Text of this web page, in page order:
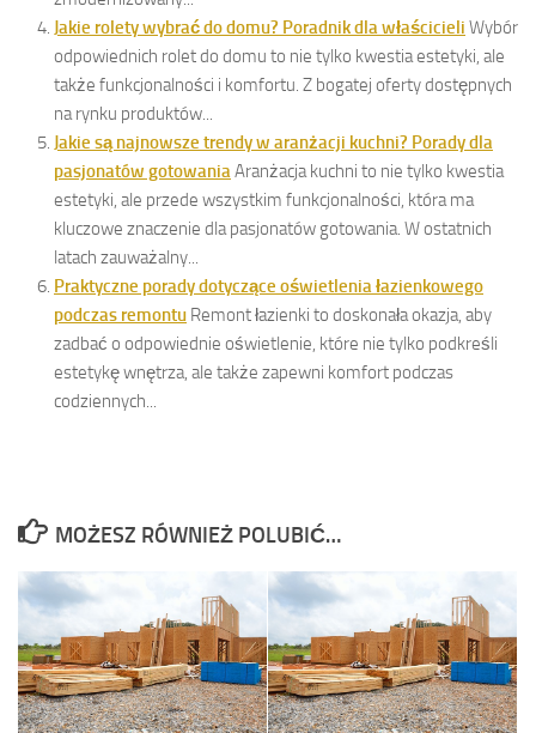
Jakie rolety wybrać do domu? Poradnik dla właścicieli Wybór
odpowiednich rolet do domu to nie tylko kwestia estetyki, ale
także funkcjonalności i komfortu. Z bogatej oferty dostępnych
na rynku produktów...
Jakie są najnowsze trendy w aranżacji kuchni? Porady dla
pasjonatów gotowaniaAranżacja kuchni to nie tylko kwestia
estetyki, ale przede wszystkim funkcjonalności, która ma
kluczowe znaczenie dla pasjonatów gotowania. W ostatnich
latach zauważalny...
Praktyczne porady dotyczące oświetlenia łazienkowego
podczas remontu Remont łazienki to doskonała okazja, aby
zadbać o odpowiednie oświetlenie, które nie tylko podkreśli
estetykę wnętrza, ale także zapewni komfort podczas
codziennych...
MOŻESZ RÓWNIEŻ POLUBIĆ…